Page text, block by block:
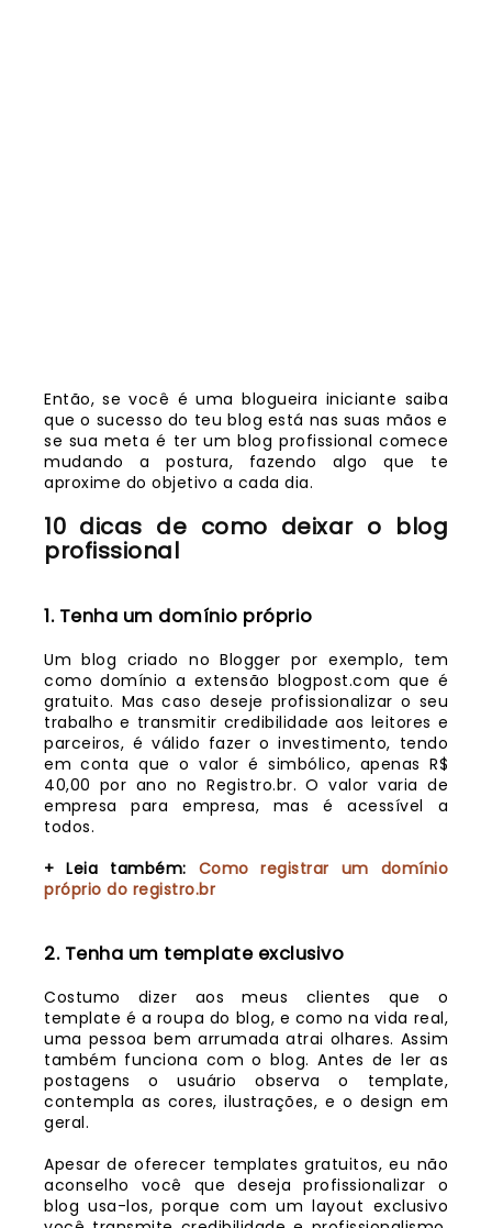
Então, se você é uma blogueira iniciante saiba
que o sucesso do teu blog está nas suas mãos e
se sua meta é ter um blog profissional comece
mudando a postura, fazendo algo que te
aproxime do objetivo a cada dia.
10 dicas de como deixar o blog
profissional
1. Tenha um domínio próprio
Um blog criado no Blogger por exemplo, tem
como domínio a extensão blogpost.com que é
gratuito. Mas caso deseje profissionalizar o seu
trabalho e transmitir credibilidade aos leitores e
parceiros, é válido fazer o investimento, tendo
em conta que o valor é simbólico, apenas R$
40,00 por ano no Registro.br. O valor varia de
empresa para empresa, mas é acessível a
todos.
+ Leia também: Como registrar um domínio
próprio do registro.br
2. Tenha um template exclusivo
Costumo dizer aos meus clientes que o
template é a roupa do blog, e como na vida real,
uma pessoa bem arrumada atrai olhares. Assim
também funciona com o blog. Antes de ler as
postagens o usuário observa o template,
contempla as cores, ilustrações, e o design em
geral.
Apesar de oferecer templates gratuitos, eu não
aconselho você que deseja profissionalizar o
blog usa-los, porque com um layout exclusivo